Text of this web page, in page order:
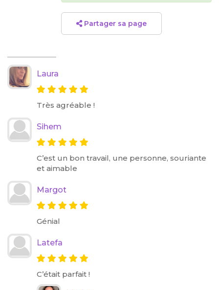
Partager sa page
Laura
Très agréable !
Sihem
C’est un bon travail, une personne, souriante
et aimable
Margot
Génial
Latefa
C’était parfait !